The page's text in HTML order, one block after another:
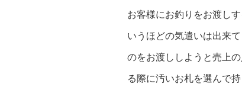
お客様にお釣りをお渡し
いうほどの気遣いは出来
のをお渡ししようと売上
る際に汚いお札を選んで持